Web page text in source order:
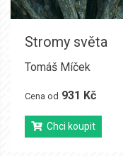
Stromy světa
Tomáš Míček
Cena od 931 Kč
Chci koupit